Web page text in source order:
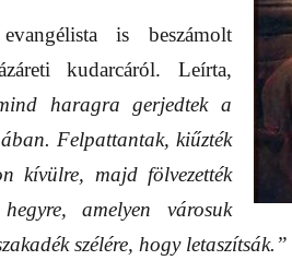
is beszámolt
kudarcáról. Leírta,
haragra gerjedtek a
Felpattantak, kiűzték
kívülre, majd fölvezették
amelyen városuk
szélére, hogy letaszítsák.”